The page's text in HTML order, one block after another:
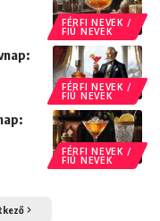
FÉRFI NEVEK /
FIÚ NEVEK
FÉRFI NEVEK /
FIÚ NEVEK
FÉRFI NEVEK /
FIÚ NEVEK